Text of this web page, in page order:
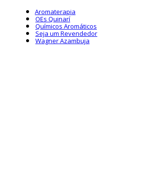
Aromaterapia
OEs Quinarí
Químicos Aromáticos
Seja um Revendedor
Wagner Azambuja